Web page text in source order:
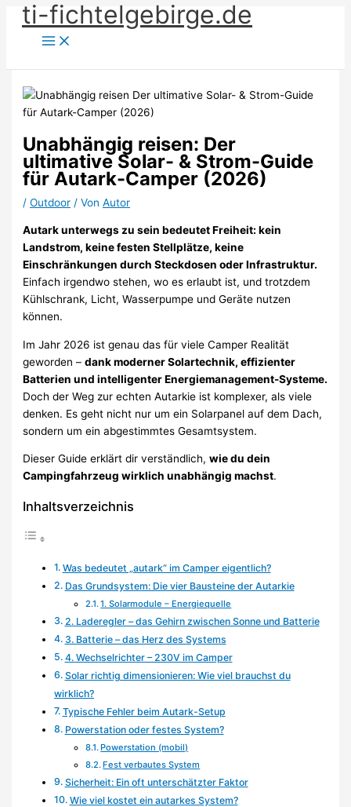
Zum
Inhalt
springen
ti-fichtelgebirge.de
Unabhängig reisen: Der
ultimative Solar- & Strom-Guide
für Autark-Camper (2026)
/Outdoor / VonAutor
Autark unterwegs zu sein bedeutet Freiheit: kein
Landstrom, keine festen Stellplätze, keine
Einschränkungen durch Steckdosen oder Infrastruktur.
Einfach irgendwo stehen, wo es erlaubt ist, und trotzdem
Kühlschrank, Licht, Wasserpumpe und Geräte nutzen
können.
Im Jahr 2026 ist genau das für viele Camper Realität
geworden –dank moderner Solartechnik, effizienter
Batterien und intelligenter Energiemanagement-Systeme.
Doch der Weg zur echten Autarkie ist komplexer, als viele
denken. Es geht nicht nur um ein Solarpanel auf dem Dach,
sondern um ein abgestimmtes Gesamtsystem.
Dieser Guide erklärt dir verständlich,wie du dein
Campingfahrzeug wirklich unabhängig machst.
Inhaltsverzeichnis
Was bedeutet „autark“ im Camper eigentlich?
Das Grundsystem: Die vier Bausteine der Autarkie
1. Solarmodule – Energiequelle
2. Laderegler – das Gehirn zwischen Sonne und Batterie
3. Batterie – das Herz des Systems
4. Wechselrichter – 230V im Camper
Solar richtig dimensionieren: Wie viel brauchst du
wirklich?
Typische Fehler beim Autark-Setup
Powerstation oder festes System?
Powerstation (mobil)
Fest verbautes System
Sicherheit: Ein oft unterschätzter Faktor
Wie viel kostet ein autarkes System?